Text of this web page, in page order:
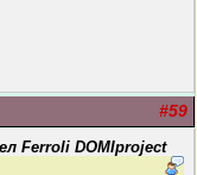
#59
Ferroli DOMIproject